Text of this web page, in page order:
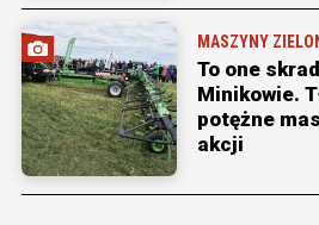
MASZYNY
To one
Minikowie.
potężne
akcji